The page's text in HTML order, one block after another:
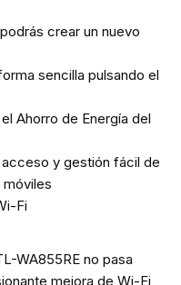
crear un nuevo
sencilla pulsando el
Ahorro de Energía del
y gestión fácil de
Fi
WA855RE no pasa
mejora de Wi-Fi